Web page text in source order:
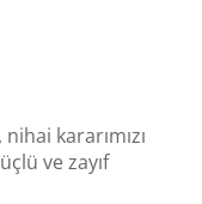
kararımızı
ve zayıf